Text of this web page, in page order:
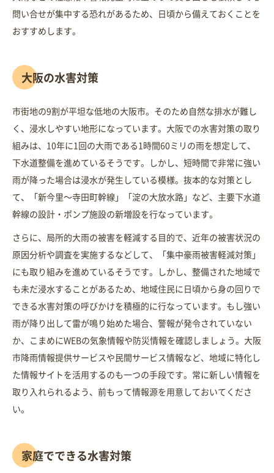
問い合せが集中する恐れがあるため、日頃から備えておくことを
おすすめします。
大阪の水害対策
市街地の9割が平坦な低地の大阪市。そのため自然な排水が難し
く、浸水しやすい地形になっています。大阪での水害対策の取り
組みは、10年に1回の大雨である1時間60ミリの雨を想定して、
下水道整備を進めているそうです。しかし、短時間で非常に強い
雨が降った場合は浸水が発生している模様。抜本的な対策とし
て、「新今里～寺田町幹線」「淀の大放水路」など、主要下水道
幹線の設計・ポンプ施設の新増設を行なっています。
さらに、局所的大雨の被害を軽減する目的で、近年の被害状況の
原因分析や調査を実施するなどして、「集中豪雨被害軽減対策」
にも取り組みを進めているそうです。しかし、整備された地域で
も未だ浸水することがあるため、地域住民に日頃から身の回りで
できる水害対策の呼びかけを積極的に行なっています。もし強い
雨が降り出して雷が鳴り始めた場合、警報が発令されていない
か、こまめにWEBの気象情報や防災情報を確認しましょう。大阪
市降雨情報提供サービスや民間サービス情報など、地域に特化し
た情報サイトを活用するのも一つの手段です。常に新しい情報を
取り入れられるよう、前もって情報源を用意しておいてくださ
い。
家庭でできる水害対策